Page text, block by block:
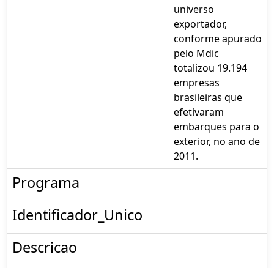
universo
exportador,
conforme apurado
pelo Mdic
totalizou 19.194
empresas
brasileiras que
efetivaram
embarques para o
exterior, no ano de
2011.
Programa
Identificador_Unico
Descricao